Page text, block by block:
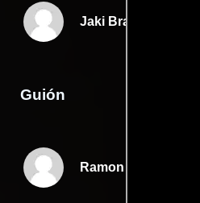
Jaki Bradley
Guión
Ramon O. Torress